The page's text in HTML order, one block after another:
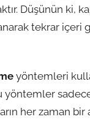
Düşünün ki,
tekrar
yöntemleri
yöntemler
her zaman